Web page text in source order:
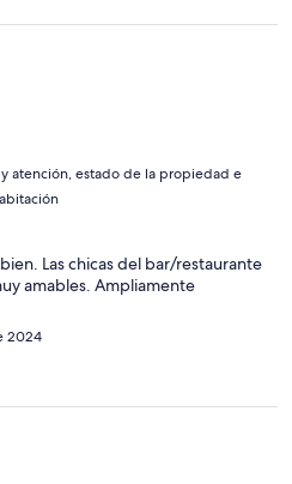
atención, estado de la propiedad e
Las chicas del bar/restaurante
amables. Ampliamente
2024